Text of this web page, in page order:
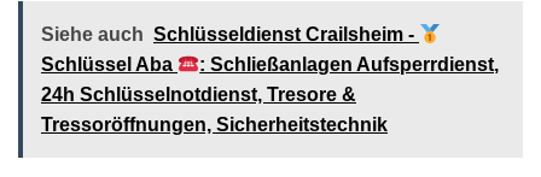
Siehe auch Schlüsseldienst Crailsheim -
Schlüssel Aba
: Schließanlagen Aufsperrdienst,
24h Schlüsselnotdienst, Tresore &
Tressoröffnungen, Sicherheitstechnik